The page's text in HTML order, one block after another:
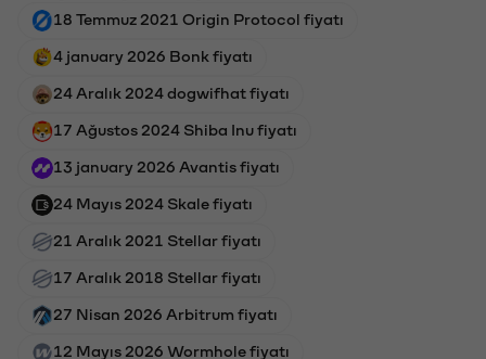
18 Temmuz 2021 Origin Protocol fiyatı
4 january 2026 Bonk fiyatı
24 Aralık 2024 dogwifhat fiyatı
17 Ağustos 2024 Shiba Inu fiyatı
13 january 2026 Avantis fiyatı
24 Mayıs 2024 Skale fiyatı
21 Aralık 2021 Stellar fiyatı
17 Aralık 2018 Stellar fiyatı
27 Nisan 2026 Arbitrum fiyatı
12 Mayıs 2026 Wormhole fiyatı